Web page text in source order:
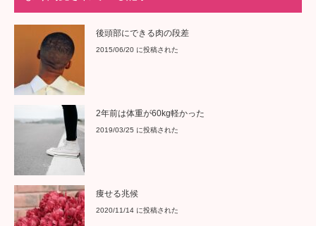
後頭部にできる肉の段差
2015/06/20 に投稿された
2年前は体重が60kg軽かった
2019/03/25 に投稿された
痩せる兆候
2020/11/14 に投稿された